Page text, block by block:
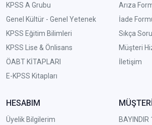
KPSS A Grubu
Genel Kültür - Genel Yetenek
KPSS Eğitim Bilimleri
KPSS Lise & Önlisans
ÖABT KİTAPLARI
E-KPSS Kitapları
Arıza
İade
Sıkça
Müşteri
İletişim
HESABIM
Üyelik Bilgilerim